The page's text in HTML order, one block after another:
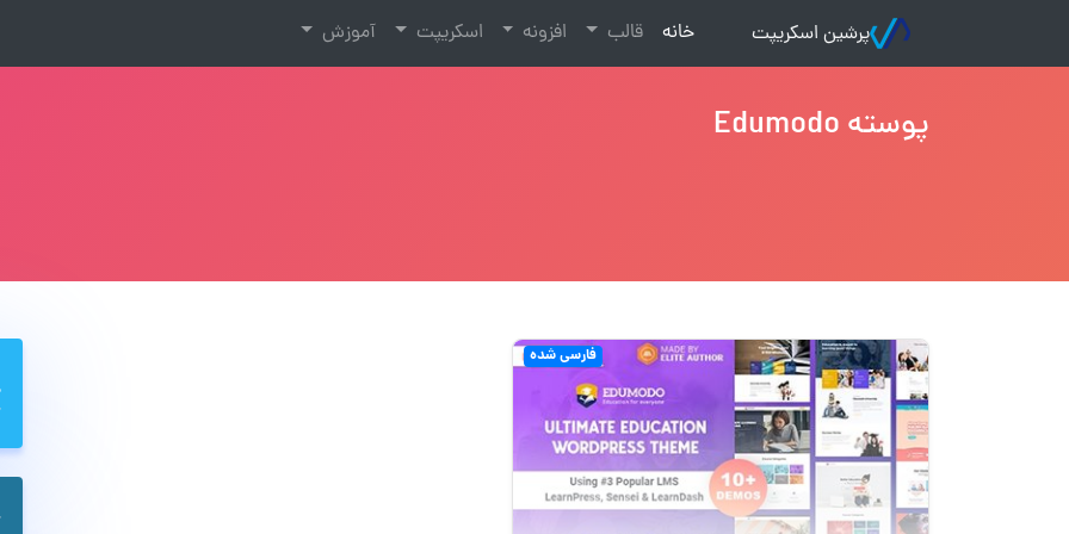
پرشین اسکریپت خانه
(current) قالب افزونه اسکریپت آموزش
پوسته Edumodo
فارسی شده